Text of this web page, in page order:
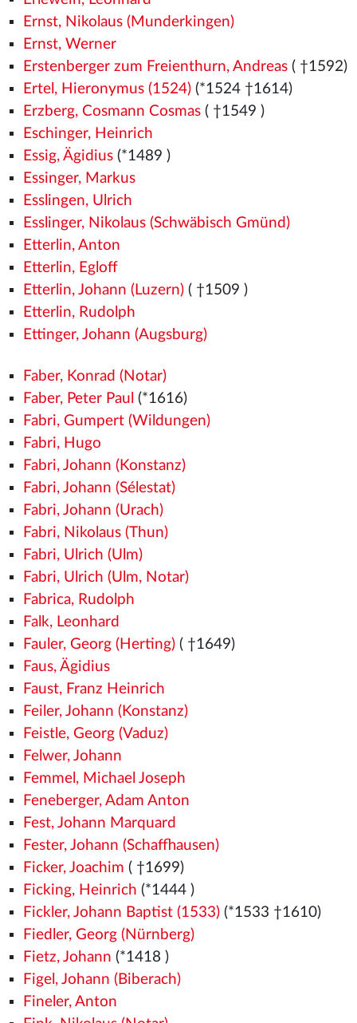
Ernst, Nikolaus (Munderkingen)
Ernst, Werner
Erstenberger zum Freienthurn, Andreas( †1592)
Ertel, Hieronymus (1524)(*1524 †1614)
Erzberg, Cosmann Cosmas( †1549 )
Eschinger, Heinrich
Essig, Ägidius(*1489 )
Essinger, Markus
Esslingen, Ulrich
Esslinger, Nikolaus (Schwäbisch Gmünd)
Etterlin, Anton
Etterlin, Egloff
Etterlin, Johann (Luzern)( †1509 )
Etterlin, Rudolph
Ettinger, Johann (Augsburg)
Faber, Konrad (Notar)
Faber, Peter Paul (*1616)
Fabri, Gumpert (Wildungen)
Fabri, Hugo
Fabri, Johann (Konstanz)
Fabri, Johann (Sélestat)
Fabri, Johann (Urach)
Fabri, Nikolaus (Thun)
Fabri, Ulrich (Ulm)
Fabri, Ulrich (Ulm, Notar)
Fabrica, Rudolph
Falk, Leonhard
Fauler, Georg (Herting)( †1649)
Faus, Ägidius
Faust, Franz Heinrich
Feiler, Johann (Konstanz)
Feistle, Georg (Vaduz)
Felwer, Johann
Femmel, Michael Joseph
Feneberger, Adam Anton
Fest, Johann Marquard
Fester, Johann (Schaffhausen)
Ficker, Joachim ( †1699)
Ficking, Heinrich (*1444 )
Fickler, Johann Baptist (1533)(*1533 †1610)
Fiedler, Georg (Nürnberg)
Fietz, Johann (*1418 )
Figel, Johann (Biberach)
Fineler, Anton